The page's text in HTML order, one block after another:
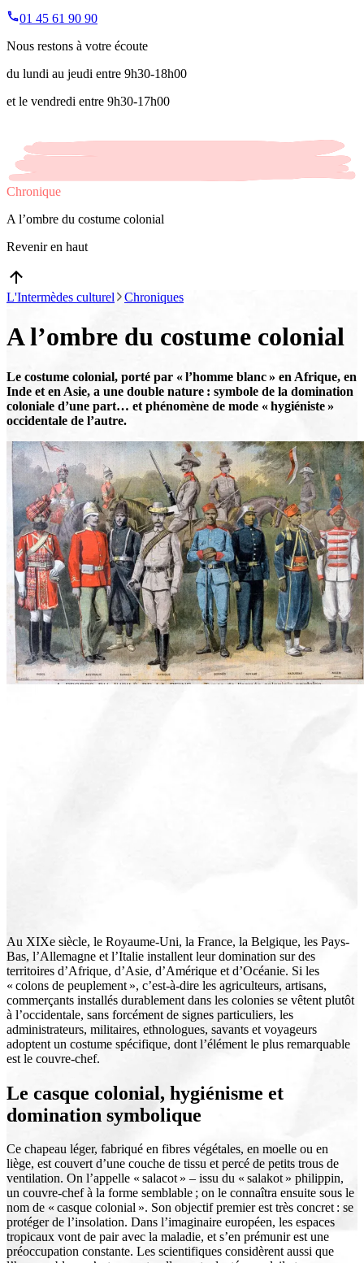
01 45 61 90 90
Nous restons à votre écoute
du lundi au jeudi entre 9h30-18h00
et le vendredi entre 9h30-17h00
Chronique
A l’ombre du costume colonial
Revenir en haut
L'Intermèdes culturel Chroniques
A l’ombre du costume colonial
Le costume colonial, porté par « l’homme blanc » en Afrique, en
Inde et en Asie, a une double nature : symbole de la domination
coloniale d’une part… et phénomène de mode « hygiéniste »
occidentale de l’autre.
Au XIXe siècle, le Royaume-Uni, la France, la Belgique, les Pays-
Bas, l’Allemagne et l’Italie installent leur domination sur des
territoires d’Afrique, d’Asie, d’Amérique et d’Océanie. Si les
« colons de peuplement », c’est-à-dire les agriculteurs, artisans,
commerçants installés durablement dans les colonies se vêtent plutôt
à l’occidentale, sans forcément de signes particuliers, les
administrateurs, militaires, ethnologues, savants et voyageurs
adoptent un costume spécifique, dont l’élément le plus remarquable
est le couvre-chef.
Le casque colonial, hygiénisme et
domination symbolique
Ce chapeau léger, fabriqué en fibres végétales, en moelle ou en
liège, est couvert d’une couche de tissu et percé de petits trous de
ventilation. On l’appelle « salacot » – issu du « salakot » philippin,
un couvre-chef à la forme semblable ; on le connaîtra ensuite sous le
nom de « casque colonial ». Son objectif premier est très concret : se
protéger de l’insolation. Dans l’imaginaire européen, les espaces
tropicaux vont de pair avec la maladie, et s’en prémunir est une
préoccupation constante. Les scientifiques considèrent aussi que